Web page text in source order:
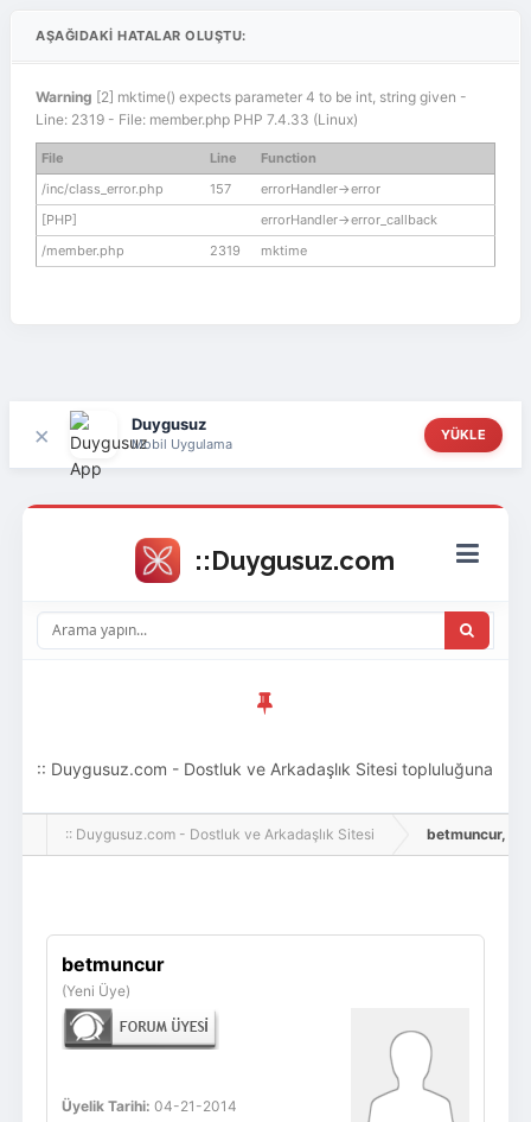
AŞAĞIDAKI HATALAR OLUŞTU:
Warning [2] mktime() expects parameter 4 to be int, string given -
Line: 2319 - File: member.php PHP 7.4.33 (Linux)
File Line
Function
/inc/class_error.php
157
errorHandler->error
[PHP]
errorHandler->error_callback
/member.php
2319 mktime
× Duygusuz
Mobil Uygulama
YÜKLE
:: Duygusuz.com - Dostluk ve Arkadaşlık Sitesi topluluğuna
hoş geldin ziyaretçi! Aramıza katılmak istersen kayıt
:: Duygusuz.com - Dostluk ve Arkadaşlık Sitesi betmuncur,
betmuncur
(Yeni Üye)
Üyelik Tarihi: 04-21-2014